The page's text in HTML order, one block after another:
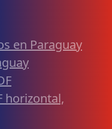
en Paraguay
horizontal,